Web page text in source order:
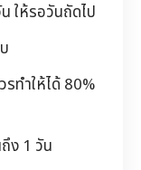
ให้รอวันถัดไป
ทำให้ได้ 80%
ง 1 วัน